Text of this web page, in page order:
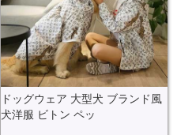
ドッグウェア 大型犬 ブランド風
犬洋服 ビトン ペッ